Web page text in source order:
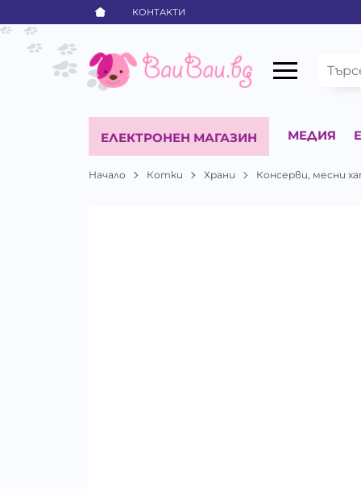
КОНТАКТИ
ЕЛЕКТРОНЕН МАГАЗИН МЕДИЯ
Начало Котки Храни Консерви, месни